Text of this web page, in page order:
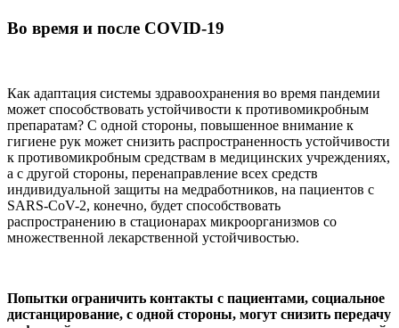
Во время и после COVID-19
Как адаптация системы здравоохранения во время пандемии
может способствовать устойчивости к противомикробным
препаратам? С одной стороны, повышенное внимание к
гигиене рук может снизить распространенность устойчивости
к противомикробным средствам в медицинских учреждениях,
а с другой стороны, перенаправление всех средств
индивидуальной защиты на медработников, на пациентов с
SARS-CoV-2, конечно, будет способствовать
распространению в стационарах микроорганизмов со
множественной лекарственной устойчивостью.
Попытки ограничить контакты с пациентами, социальное
дистанцирование, с одной стороны, могут снизить передачу